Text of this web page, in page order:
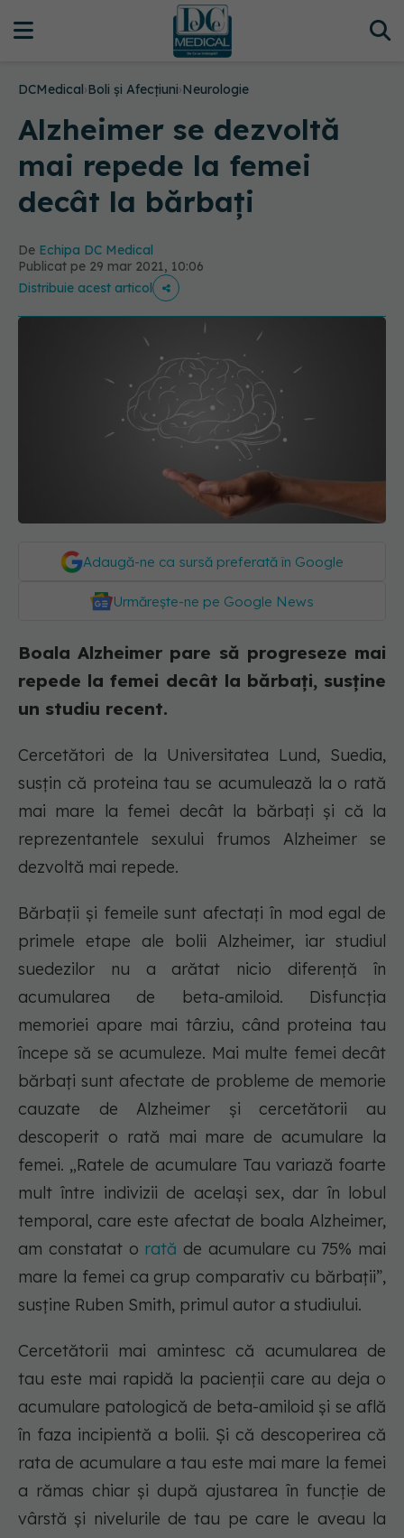
DCMedical›Boli și Afecțiuni›Neurologie
Alzheimer se dezvoltă
mai repede la femei
decât la bărbați
De Echipa DC Medical
Publicat pe 29 mar 2021, 10:06
Distribuie acest articol
Adaugă-ne ca sursă preferată în Google
Urmărește-ne pe Google News
Boala Alzheimer pare să progreseze mai
repede la femei decât la bărbați, susține
un studiu recent.
Cercetători de la Universitatea Lund, Suedia,
susțin că proteina tau se acumulează la o rată
mai mare la femei decât la bărbați și că la
reprezentantele sexului frumos Alzheimer se
dezvoltă mai repede.
Bărbații și femeile sunt afectați în mod egal de
primele etape ale bolii Alzheimer, iar studiul
suedezilor nu a arătat nicio diferență în
acumularea de beta-amiloid. Disfuncția
memoriei apare mai târziu, când proteina tau
începe să se acumuleze. Mai multe femei decât
bărbați sunt afectate de probleme de memorie
cauzate de Alzheimer și cercetătorii au
descoperit o rată mai mare de acumulare la
femei. „Ratele de acumulare Tau variază foarte
mult între indivizii de același sex, dar în lobul
temporal, care este afectat de boala Alzheimer,
am constatat o rată de acumulare cu 75% mai
mare la femei ca grup comparativ cu bărbații”,
susține Ruben Smith, primul autor a studiului.
Cercetătorii mai amintesc că acumularea de
tau este mai rapidă la pacienții care au deja o
acumulare patologică de beta-amiloid și se află
în faza incipientă a bolii. Și că descoperirea că
rata de acumulare a tau este mai mare la femei
a rămas chiar și după ajustarea în funcție de
vârstă și nivelurile de tau pe care le aveau la